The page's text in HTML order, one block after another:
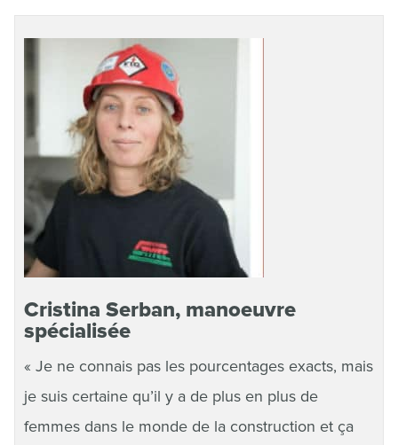
Cristina Serban, manoeuvre
spécialisée
« Je ne connais pas les pourcentages exacts, mais
je suis certaine qu’il y a de plus en plus de
femmes dans le monde de la construction et ça